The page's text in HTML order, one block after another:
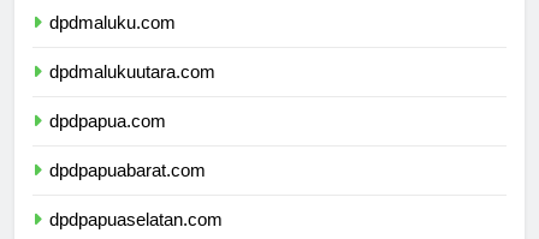
dpdmaluku.com
dpdmalukuutara.com
dpdpapua.com
dpdpapuabarat.com
dpdpapuaselatan.com